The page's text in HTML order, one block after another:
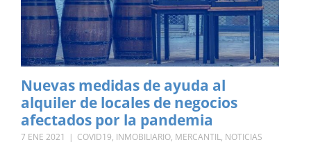
Nuevas medidas de ayuda al
alquiler de locales de negocios
afectados por la pandemia
7 ENE 2021 | COVID19, INMOBILIARIO, MERCANTIL, NOTICIAS